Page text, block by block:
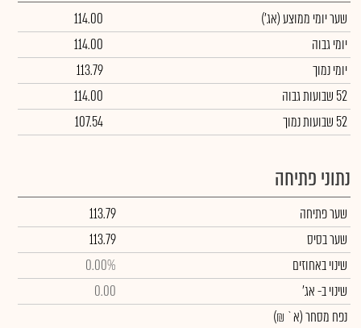
שער יומי ממוצע(אג')
114.00
יומי גבוה
114.00
יומי נמוך
113.79
52 שבועות גבוה
114.00
52 שבועות נמוך
107.54
נתוני פתיחה
שער פתיחה
113.79
שער בסיס
113.79
שינוי באחוזים
0.00%
שינויב- אג'
0.00
נפח מסחר(א` ₪)